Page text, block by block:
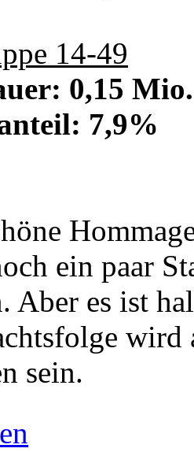
14-49
0,15 Mio.
7,9%
ein paar
Aber es ist
wird
sein.